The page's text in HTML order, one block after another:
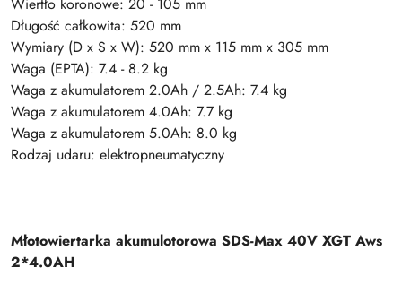
Długość całkowita: 520 mm
Wymiary (D x S x W): 520 mm x 115 mm x 305 mm
Waga (EPTA): 7.4 - 8.2 kg
Waga z akumulatorem 2.0Ah / 2.5Ah: 7.4 kg
Waga z akumulatorem 4.0Ah: 7.7 kg
Waga z akumulatorem 5.0Ah: 8.0 kg
Rodzaj udaru: elektropneumatyczny
Młotowiertarka akumulotorowa SDS-Max 40V XGT Aws
2*4.0AH